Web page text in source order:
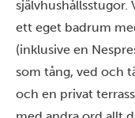
självhushållsstugor.
ett eget badrum
(inklusive en
som tång, ved och
och en privat